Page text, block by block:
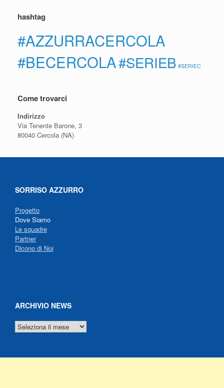
hashtag
#AZZURRACERCOLA
#BECERCOLA#SERIEB #SERIEC
Come trovarci
Indirizzo
Via Tenente Barone, 3
80040 Cercola (NA)
SORRISO AZZURRO
Progetto
Dove Siamo
Le squadre
Partner
Dicono di Noi
ARCHIVIO NEWS
ARCHIVIO
NEWS